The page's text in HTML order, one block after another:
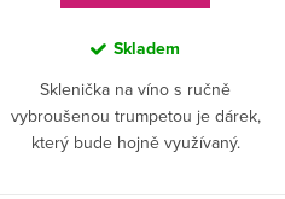
Skladem
Sklenička na víno s ručně
vybroušenou trumpetou je dárek,
který bude hojně využívaný.